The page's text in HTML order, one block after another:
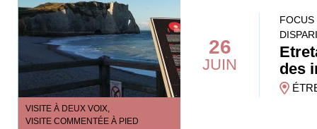
VISITE À DEUX VOIX,
VISITE COMMENTÉE À PIED
26
JUIN
FOCUS
des